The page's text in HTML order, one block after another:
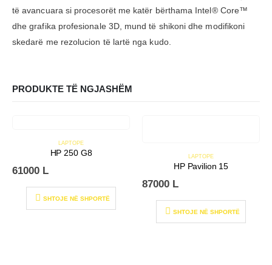
të avancuara si procesorët me katër bërthama Intel® Core™
dhe grafika profesionale 3D, mund të shikoni dhe modifikoni
skedarë me rezolucion të lartë nga kudo.
PRODUKTE TË NGJASHËM
LAPTOPE
HP 250 G8
61000 L
SHTOJE NË SHPORTË
LAPTOPE
HP Pavilion 15
87000 L
SHTOJE NË SHPORTË